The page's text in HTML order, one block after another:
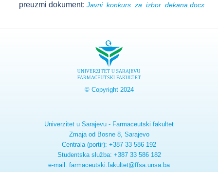
preuzmi dokument: Javni_konkurs_za_izbor_dekana.docx
© Copyright 2024
Univerzitet u Sarajevu - Farmaceutski fakultet
Zmaja od Bosne 8, Sarajevo
Centrala (portir): +387 33 586 192
Studentska služba: +387 33 586 182
e-mail: farmaceutski.fakultet@ffsa.unsa.ba